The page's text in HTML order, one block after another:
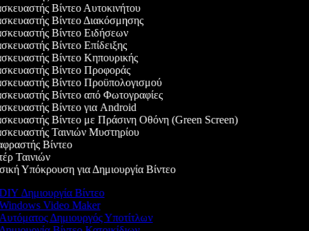
Βίντεο Αυτοκινήτου
Βίντεο Διακόσμησης
Βίντεο Ειδήσεων
Βίντεο Επίδειξης
Βίντεο Κηπουρικής
Βίντεο Προφοράς
Βίντεο Προϋπολογισμού
Βίντεο από Φωτογραφίες
Βίντεο για Android
Βίντεο με Πράσινη Οθόνη (Green Screen)
Ταινιών Μυστηρίου
Βίντεο
Ταινιών
Υπόκρουση για Δημιουργία Βίντεο
Δημιουργία Βίντεο
Video Maker
Δημιουργός Υποτίτλων